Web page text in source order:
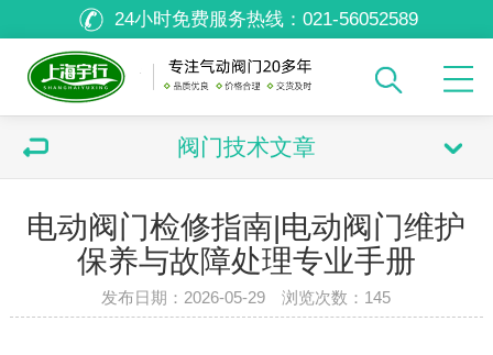
24小时免费服务热线： 021-56052589
阀门技术文章
电动阀门检修指南|电动阀门维护
保养与故障处理专业手册
发布日期：2026-05-29 浏览次数： 145